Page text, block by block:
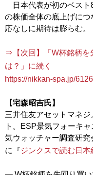
日本代表が初のベスト
の株価全体の底上げに
応なしに期待は膨らむ。
⇒【次回】「W杯銘柄を
は？」に続く
https://nikkan-spa.jp/
【宅森昭吉氏】
三井住友アセットマネ
ト。ESP景気フォーキ
気ウォッチャー調査研
に『ジンクスで読む日本